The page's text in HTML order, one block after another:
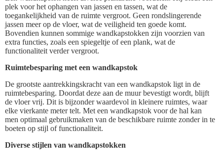
plek voor het ophangen van jassen en tassen, wat de
toegankelijkheid van de ruimte vergroot. Geen rondslingerende
jassen meer op de vloer, wat de veiligheid ten goede komt.
Bovendien kunnen sommige wandkapstokken zijn voorzien van
extra functies, zoals een spiegeltje of een plank, wat de
functionaliteit verder vergroot.
Ruimtebesparing met een wandkapstok
De grootste aantrekkingskracht van een wandkapstok ligt in de
ruimtebesparing. Doordat deze aan de muur bevestigt wordt, blijft
de vloer vrij. Dit is bijzonder waardevol in kleinere ruimtes, waar
elke vierkante meter telt. Met een wandkapstok voor de hal kan
men optimaal gebruikmaken van de beschikbare ruimte zonder in te
boeten op stijl of functionaliteit.
Diverse stijlen van wandkapstokken